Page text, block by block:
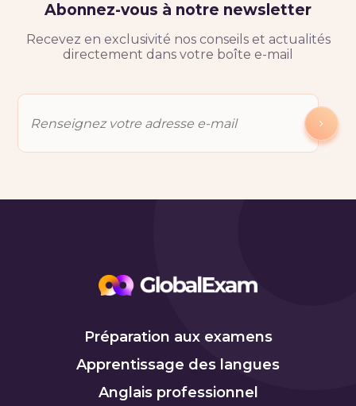
Abonnez-vous à notre newsletter
Recevez en exclusivité nos conseils et actualités
directement dans votre boîte e-mail
Préparation aux examens
Apprentissage des langues
Anglais professionnel